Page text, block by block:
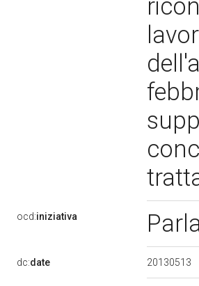
ocd:iniziativa
dc:date 20130513